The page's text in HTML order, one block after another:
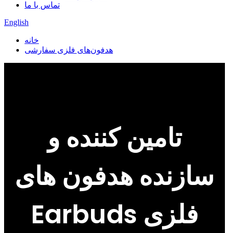
تماس با ما
English
خانه
هدفون‌های فلزی سفارشی
تامین کننده و
سازنده هدفون های
Earbuds فلزی